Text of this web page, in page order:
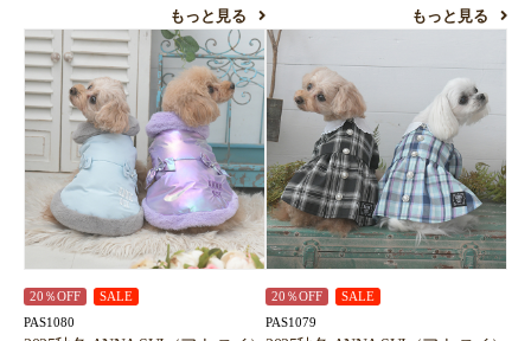
もっと見る もっと見る
20％OFF SALE
PAS1080
20％OFF SALE
PAS1079